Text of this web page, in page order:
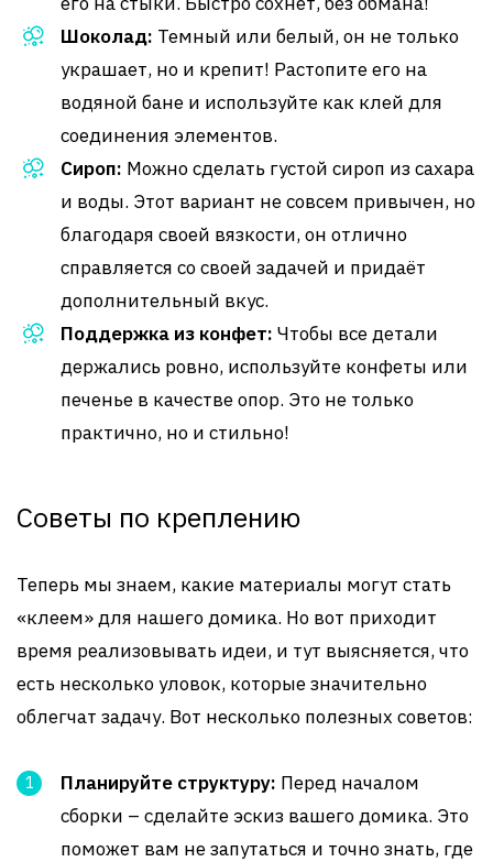
Шоколад: Темный или белый, он не только
украшает, но и крепит! Растопите его на
водяной бане и используйте как клей для
соединения элементов.
Сироп: Можно сделать густой сироп из сахара
и воды. Этот вариант не совсем привычен, но
благодаря своей вязкости, он отлично
справляется со своей задачей и придаёт
дополнительный вкус.
Поддержка из конфет: Чтобы все детали
держались ровно, используйте конфеты или
печенье в качестве опор. Это не только
практично, но и стильно!
Советы по креплению
Теперь мы знаем, какие материалы могут стать
«клеем» для нашего домика. Но вот приходит
время реализовывать идеи, и тут выясняется, что
есть несколько уловок, которые значительно
облегчат задачу. Вот несколько полезных советов:
Планируйте структуру: Перед началом
сборки – сделайте эскиз вашего домика. Это
поможет вам не запутаться и точно знать, где